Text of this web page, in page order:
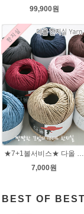
99,900원
7,000원
BEST OF